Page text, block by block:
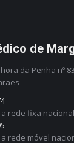
de
da Penha nº 83
rede fixa nacional
rede móvel